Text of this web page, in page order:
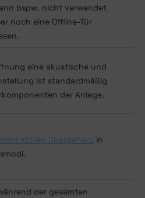
bspw. nicht verwendet
noch eine Offline-Tür
eine akustische und
ist standardmäßig
der Anlage.
stören übergehen, in
der gesamten